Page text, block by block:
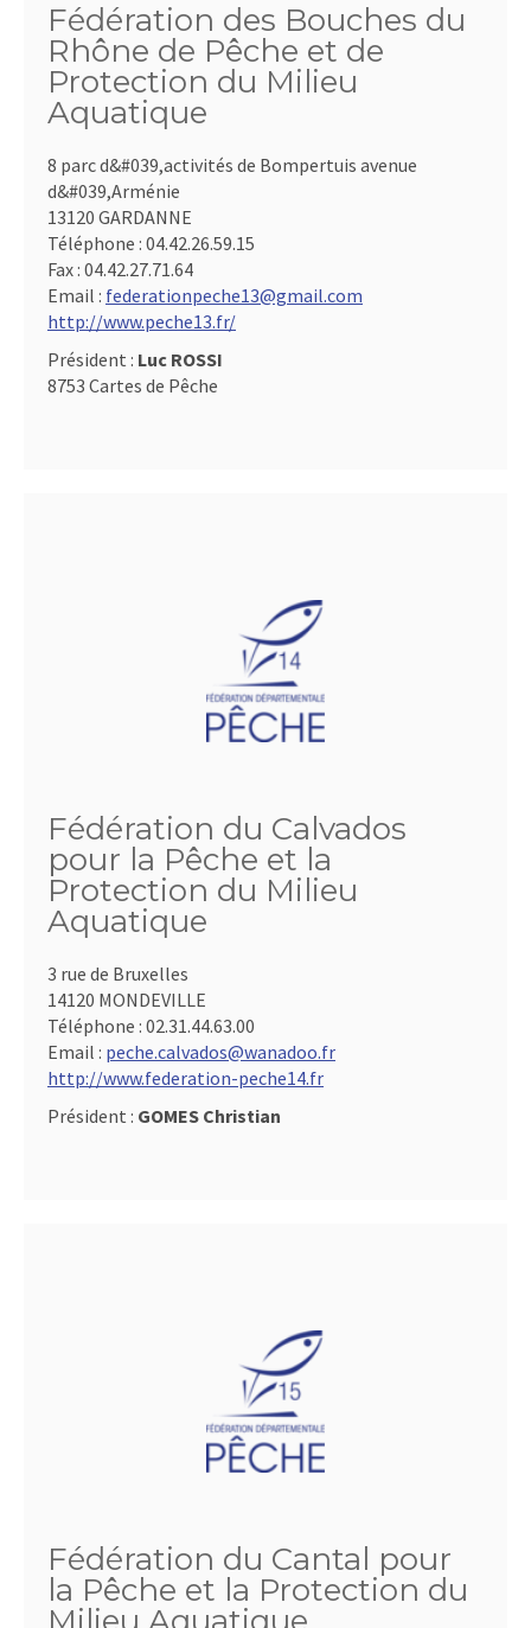
Fédération des Bouches du
Rhône de Pêche et de
Protection du Milieu
Aquatique
8 parc d&#039,activités de Bompertuis avenue
d&#039,Arménie
13120 GARDANNE
Téléphone : 04.42.26.59.15
Fax : 04.42.27.71.64
Email : federationpeche13@gmail.com
http://www.peche13.fr/
Président : Luc ROSSI
8753 Cartes de Pêche
Fédération du Calvados
pour la Pêche et la
Protection du Milieu
Aquatique
3 rue de Bruxelles
14120 MONDEVILLE
Téléphone : 02.31.44.63.00
Email : peche.calvados@wanadoo.fr
http://www.federation-peche14.fr
Président : GOMES Christian
Fédération du Cantal pour
la Pêche et la Protection du